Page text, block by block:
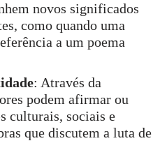
novos significados
como quando uma
a um poema
: Através da
podem afirmar ou
culturais, sociais e
que discutem a luta de